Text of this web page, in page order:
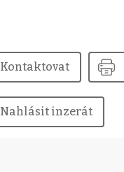
Kontaktovat
Nahlásit inzerát